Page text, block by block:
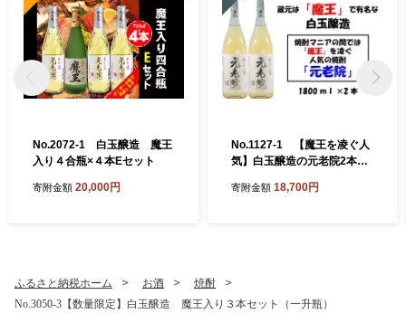
No.2072-1 白玉醸造 魔王
入り４合瓶×４本Eセット
寄附金額 20,000円
No.1127-1 【魔王を凌ぐ人
気】白玉醸造の元老院2本セ
寄附金額 18,700円
ふるさと納税ホーム お酒
焼酎
No.3050-3【数量限定】白玉醸造 魔王入り３本セット（一升瓶）